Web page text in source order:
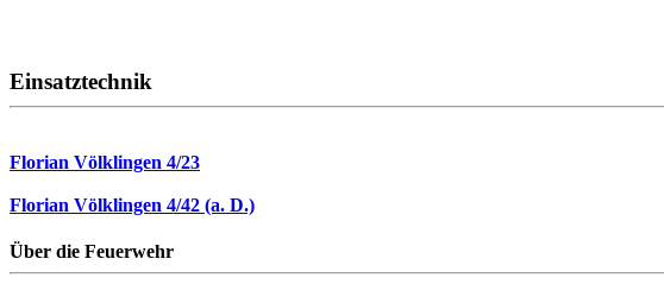
Einsatztechnik
Florian Völklingen 4/23
Florian Völklingen 4/42 (a. D.)
Über die Feuerwehr